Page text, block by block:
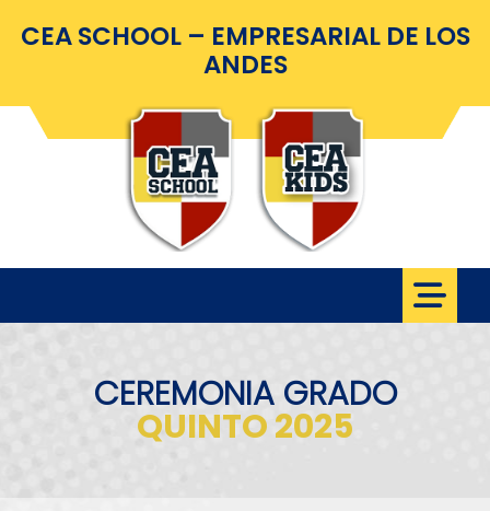
CEA SCHOOL – EMPRESARIAL DE LOS
ANDES
CEREMONIA GRADO
QUINTO 2025